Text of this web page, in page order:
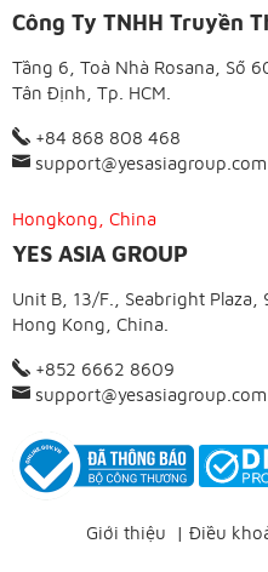
Công Ty TNHH Truyền
Tầng 6, Toà Nhà Rosana, Số
Tân Định, Tp. HCM.
+84 868 808 468
support@yesasiagroup.com
Hongkong, China
YES ASIA GROUP
Unit B, 13/F., Seabright
Hong Kong, China.
+852 6662 8609
support@yesasiagroup.com
Giới thiệu | Điều